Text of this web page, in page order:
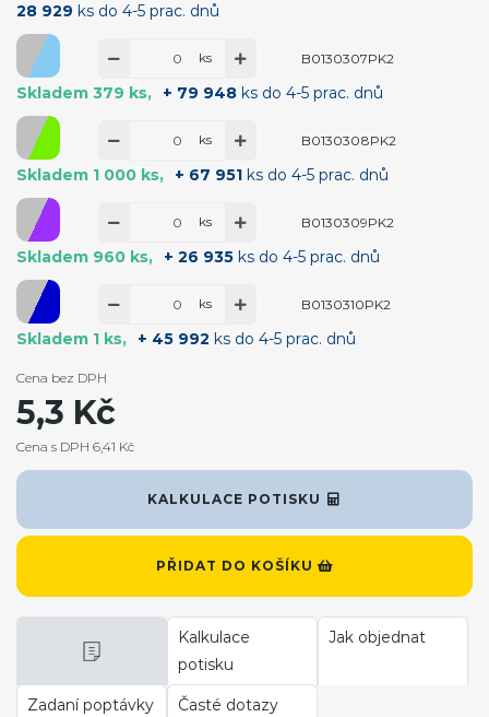
28 929 ks do 4-5 prac. dnů
Skladem 379 ks + 79 948 ks do 4-5 prac. dnů
ks B0130307PK2
Skladem 1 000 ks + 67 951 ks do 4-5 prac. dnů
ks B0130308PK2
Skladem 960 ks + 26 935 ks do 4-5 prac. dnů
ks B0130309PK2
Skladem 1 ks + 45 992 ks do 4-5 prac. dnů
ks B0130310PK2
KALKULACE POTISKU
PŘIDAT DO KOŠÍKU
Cena bez DPH
5,3 Kč
Cena s DPH 6,41 Kč
Kalkulace
potisku
Jak objednat
Zadaní poptávky Časté dotazy